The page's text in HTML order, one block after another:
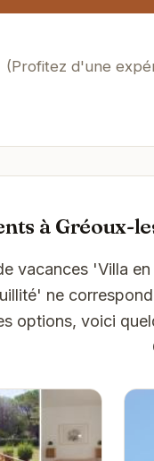
(Profitez d'une
à Gréoux-
vacances 'Villa
ne
options, voici